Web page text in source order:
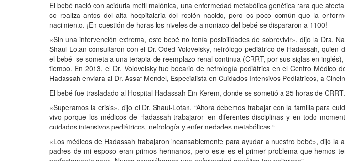
El bebé nació con aciduria metil malónica, una enfermedad metabólica genética rara que
se realiza antes del alta hospitalaria del recién nacido, pero es poco común que la
nacimiento. ¡En cuestión de horas los niveles de amoniaco del bebé se dispararon a 1100!
«Sin una intervención extrema, este bebé no tenía posibilidades de sobrevivir», dijo la Dra.
Shaul-Lotan consultaron con el Dr. Oded Volovelsky, nefrólogo pediátrico de Hadassah,
el bebé se someta a una terapia de reemplazo renal continua (CRRT, por sus siglas en
tiempo. En 2013, el Dr. Volovelsky fue becario de nefrología pediátrica en el Centro Médico
Hadassah enviara al Dr. Assaf Mendel, Especialista en Cuidados Intensivos Pediátricos, a
El bebé fue trasladado al Hospital Hadassah Ein Kerem, donde se sometió a 25 horas de
«Superamos la crisis», dijo el Dr. Shaul-Lotan. “Ahora debemos trabajar con la familia para
vivo porque los médicos de Hadassah trabajaron en diferentes disciplinas y en todo
cuidados intensivos pediátricos, nefrología y enfermedades metabólicas “.
«Los médicos de Hadassah trabajaron incansablemente para ayudar a nuestro bebé», dijo
padres de mi esposo eran primos hermanos, pero este es el primer problema que hemos